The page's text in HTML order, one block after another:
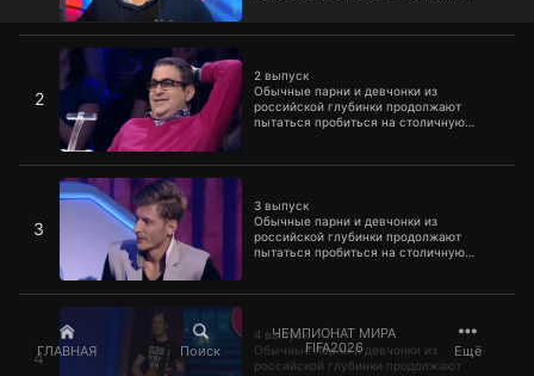
ГЛАВНАЯ Поиск
ЧЕМПИОНАТ МИРА
FIFA2026
Ещё
2
2 выпуск
Обычные парни и девчонки из
российской глубинки продолжают
пытаться пробиться на столичную
2 выпуск
3
3 выпуск
Обычные парни и девчонки из
российской глубинки продолжают
пытаться пробиться на столичную
3 выпуск
4
4 выпуск
Обычные парни и девчонки из
российской глубинки продолжают
4 выпуск